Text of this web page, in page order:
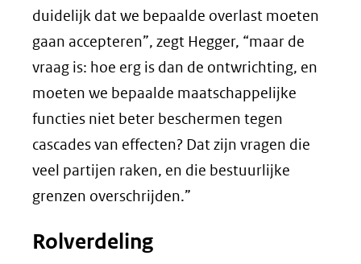
duidelijk dat we bepaalde overlast moeten
gaan accepteren”, zegt Hegger, “maar de
vraag is: hoe erg is dan de ontwrichting, en
moeten we bepaalde maatschappelijke
functies niet beter beschermen tegen
cascades van effecten? Dat zijn vragen die
veel partijen raken, en die bestuurlijke
grenzen overschrijden.”
Rolverdeling